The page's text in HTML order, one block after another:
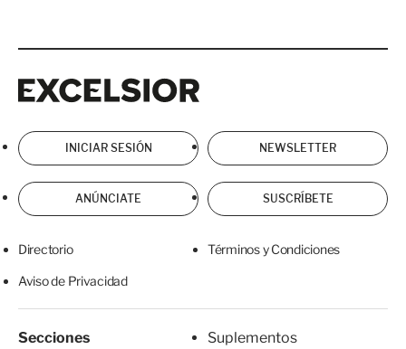
INICIAR SESIÓN NEWSLETTER
ANÚNCIATE SUSCRÍBETE
Directorio Términos y Condiciones
Aviso de Privacidad
Secciones
Suplementos